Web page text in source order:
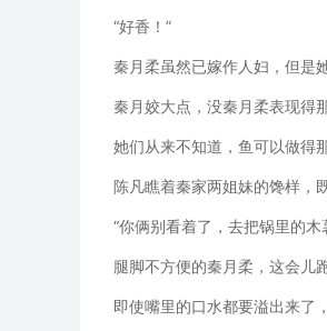
“好香！”
秦月柔虽然已嫁作人妇，但是
秦月姣大点，没秦月柔表现得
她们从来不知道，鱼可以做得
陈凡瞧着秦家两姐妹的馋样，
“你俩别看着了，去把锅里的
腿脚不方便的秦月柔，这会儿
即使嘴里的口水都要溢出来了